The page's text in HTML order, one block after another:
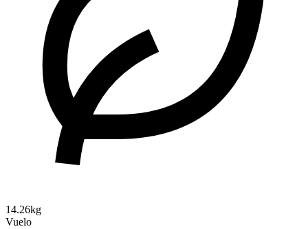
14.26kg
Vuelo